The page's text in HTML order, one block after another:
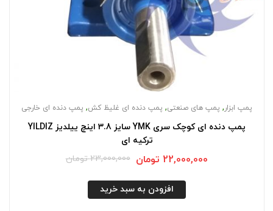
پمپ ابزار , پمپ های صنعتی, پمپ دنده ای غلیظ کش, پمپ دنده ای خارجی
پمپ دنده ای کوچک سری YMK سایز 3.8 اینچ ییلدیز YILDIZ
ترکیه ای
23,000,000 تومان 22,000,000 تومان
افزودن به سبد خرید